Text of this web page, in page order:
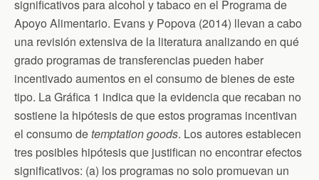
significativos para alcohol y tabaco en el Programa de
Apoyo Alimentario. Evans y Popova (2014) llevan a cabo
una revisión extensiva de la literatura analizando en qué
grado programas de transferencias pueden haber
incentivado aumentos en el consumo de bienes de este
tipo. La Gráfica 1 indica que la evidencia que recaban no
sostiene la hipótesis de que estos programas incentivan
el consumo detemptation goods. Los autores establecen
tres posibles hipótesis que justifican no encontrar efectos
significativos: (a) los programas no solo promuevan un